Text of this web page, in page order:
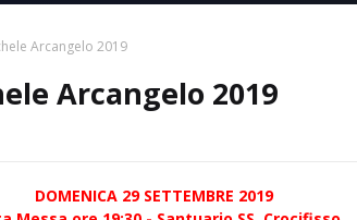
Arcangelo 2019
Arcangelo 2019
DOMENICA 29 SETTEMBRE 2019